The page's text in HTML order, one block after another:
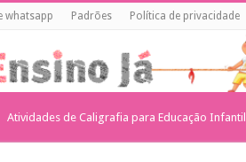
whatsapp Padrões Política de privacidade
Atividades de Caligrafia para Educação Infantil